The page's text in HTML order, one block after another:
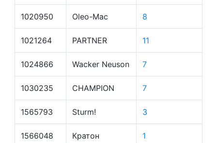
1020950 Oleo-Mac 8
1021264 PARTNER 11
1024866 Wacker Neuson 7
1030235 CHAMPION 7
1565793 Sturm! 3
1566048 Кратон 1